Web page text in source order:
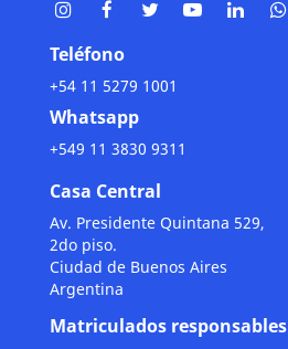
Teléfono
+54 11 5279 1001
Whatsapp
+549 11 3830 9311
Casa Central
Av. Presidente Quintana 529,
2do piso.
Ciudad de Buenos Aires
Argentina
Matriculados responsables